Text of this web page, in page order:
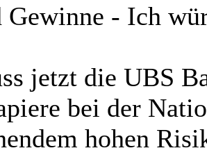
Gewinne - Ich
jetzt die UBS
bei der
hohen